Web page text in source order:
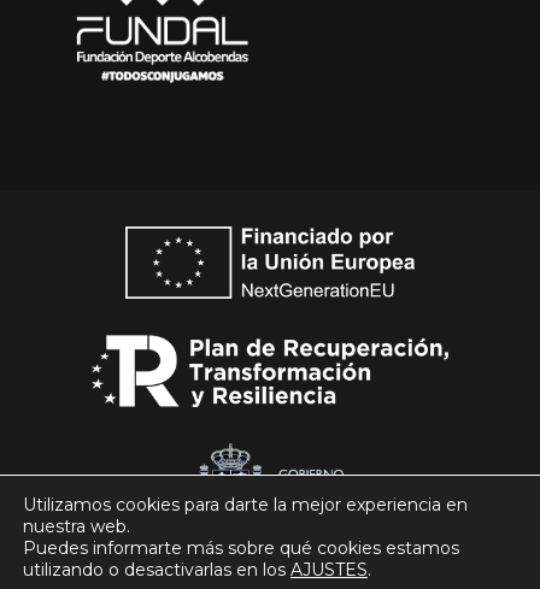
Utilizamos cookies para darte la mejor experiencia en
nuestra web.
Puedes informarte más sobre qué cookies estamos
utilizando o desactivarlas en los AJUSTES.